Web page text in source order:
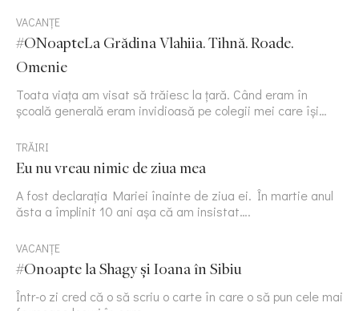
VACANȚE
#ONoapteLa Grădina Vlahiia. Tihnă. Roade.
Omenie
Toata viața am visat să trăiesc la țară. Când eram în
școală generală eram invidioasă pe colegii mei care își…
TRĂIRI
Eu nu vreau nimic de ziua mea
A fost declarația Mariei înainte de ziua ei. În martie anul
ăsta a împlinit 10 ani așa că am insistat….
VACANȚE
#Onoapte la Shagy și Ioana în Sibiu
Într-o zi cred că o să scriu o carte în care o să pun cele mai